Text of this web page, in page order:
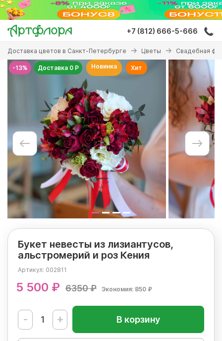
Перейти
основному
содержанию
+7 (812) 666-5-666
Вы
здесь
Доставка цветов в Санкт-Петербурге Цветы Свадебная
-13% Доставка 0 Р Новинка Хит
Букет невесты из лизиантусов,
альстромерий и роз Кения
Артикул: 002811
5 500 ₽ 6350 ₽ Экономия: 850 ₽
- + В корзину